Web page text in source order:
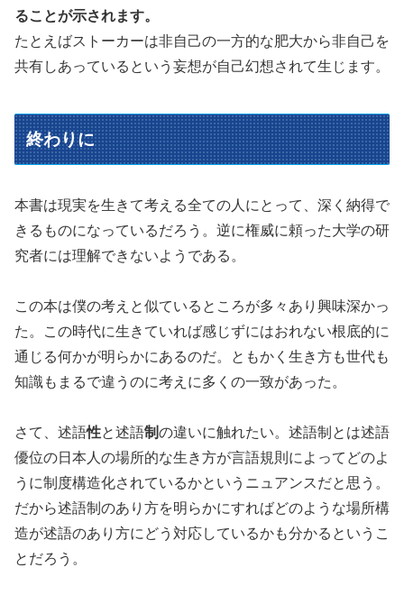
ることが示されます。
たとえばストーカーは非自己の一方的な肥大から非自己を
共有しあっているという妄想が自己幻想されて生じます。
終わりに
本書は現実を生きて考える全ての人にとって、深く納得で
きるものになっているだろう。逆に権威に頼った大学の研
究者には理解できないようである。
この本は僕の考えと似ているところが多々あり興味深かっ
た。この時代に生きていれば感じずにはおれない根底的に
通じる何かが明らかにあるのだ。ともかく生き方も世代も
知識もまるで違うのに考えに多くの一致があった。
さて、述語性と述語制の違いに触れたい。述語制とは述語
優位の日本人の場所的な生き方が言語規則によってどのよ
うに制度構造化されているかというニュアンスだと思う。
だから述語制のあり方を明らかにすればどのような場所構
造が述語のあり方にどう対応しているかも分かるというこ
とだろう。